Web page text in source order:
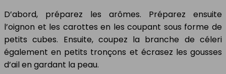
D’abord, préparez les arômes. Préparez ensuite
l’oignon et les carottes en les coupant sous forme de
petits cubes. Ensuite, coupez la branche de céleri
également en petits tronçons et écrasez les gousses
d’ail en gardant la peau.